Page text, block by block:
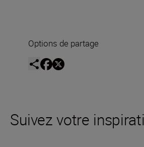
Options de partage
Suivez votre